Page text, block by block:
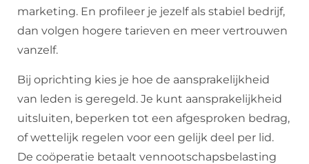
marketing. En profileer je jezelf als stabiel bedrijf,
dan volgen hogere tarieven en meer vertrouwen
vanzelf.
Bij oprichting kies je hoe de aansprakelijkheid
van leden is geregeld. Je kunt aansprakelijkheid
uitsluiten, beperken tot een afgesproken bedrag,
of wettelijk regelen voor een gelijk deel per lid.
De coöperatie betaalt vennootschapsbelasting